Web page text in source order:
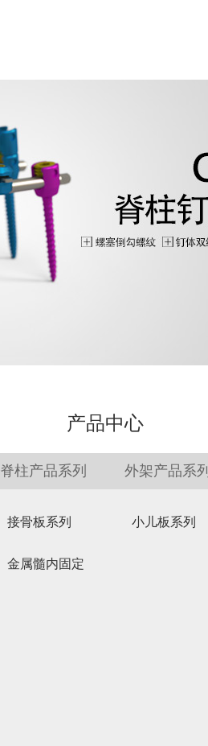
产品中心
脊柱产品系列 外架产品系
接骨板系列 小儿板系列
金属髓内固定